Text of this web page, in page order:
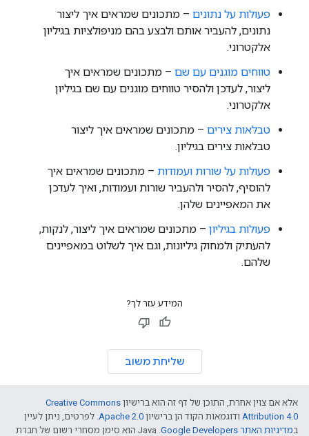
פעולות על נתונים – מתכונים שמראים איך ליצור
נתונים, להעביר אותם ולבצע בהם מניפולציות בגיליון
אלקטרוני.
טווחים מוגנים עם שם – מתכונים שמראים איך
ליצור, לעדכן ולהסיר טווחים מוגנים עם שם בגיליון
אלקטרוני.
טבלאות צירים – מתכונים שמראים איך ליצור
טבלאות צירים בגיליון.
פעולות על שורות ועמודות – מתכונים שמראים איך
להוסיף, להסיר ולהעביר שורות ועמודות, ואיך לעדכן
את המאפיינים שלהן.
פעולות בגיליון – מתכונים שמראים איך ליצור, לנקות,
להעתיק ולמחוק גיליונות, וגם איך לשלוט במאפיינים
שלהם.
המידע עזר לך?
שליחת משוב
אלא אם צוין אחרת, התוכן של דף זה הוא ברישיון Creative Commons
Attribution 4.0 ודוגמאות הקוד הן ברישיון Apache 2.0. לפרטים, ניתן לעיין
במדיניות האתר Google Developers‏
.‏ Java הוא סימן מסחרי רשום של חברת